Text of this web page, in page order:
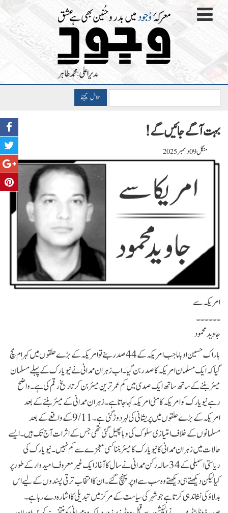
تلاش کیجئے
بہت آگے جائیں گے!
منگل09دسمبر2025
امریکہ سے
۔۔۔۔۔۔
جاوید محمود
باراک حسین اوباما جب امریکہ کے 44صدر بنے تو امریکہ کے بڑے حلقوں میں کہرام مچ
گیا کہ ایک مسلمان امریکہ کا صدر بن گیا ۔ اب زہران ممدانی نے نیویارک کے پہلے مسلمان
میئر بننے کے ساتھ ساتھ ایک صدی میں کم عمر ترین میئر بن کر تاریخ رقم کی ہے۔ واضح
رہے نیویارک کو امریکہ کا منی امریکہ کہا جاتا ہے۔ زہران ممدانی کے میئربننے کے بعد
امریکہ کے بڑے حلقوں میں پریشانی کی لہر دوڑ گئی ہے۔ 9/11کے واقعے کے بعد
مسلمانوں کے خلاف امتیازی سلوک کی وبا پھیل گئی تھی جس کے اثرات آج تک ہیں۔ ایسے
حالات میں زہران ممدانی کا نیو یارک کا میئر بننا کسی معجزے سے کم نہیں۔ نیویارک کی
ریاستی اسمبلی کے 34سالہ رکن ممدانی نے سال کا آغاز ایک غیر معروف امیدوار کے طور پر
کیا لیکن دیکھتے ہی دیکھتے وہ سب سے اوپر پہنچ گئے۔ ان کا انتخاب ترقی پسندوں کے لیے اس
بدلاؤ کی نشاندہی کرتا ہے جو شہر کی سیاست کے مرکز میں تبدیلی کا اشارہ دے رہا ہے۔